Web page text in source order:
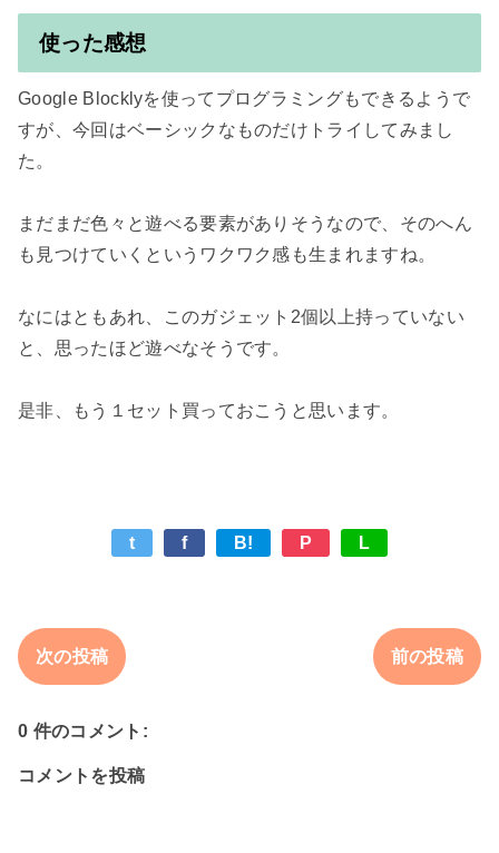
使った感想
Google Blocklyを使ってプログラミングもできるようで
すが、今回はベーシックなものだけトライしてみまし
た。
まだまだ色々と遊べる要素がありそうなので、そのへん
も見つけていくというワクワク感も生まれますね。
なにはともあれ、このガジェット2個以上持っていない
と、思ったほど遊べなそうです。
t f B! P L
次の投稿 前の投稿
0 件のコメント:
コメントを投稿